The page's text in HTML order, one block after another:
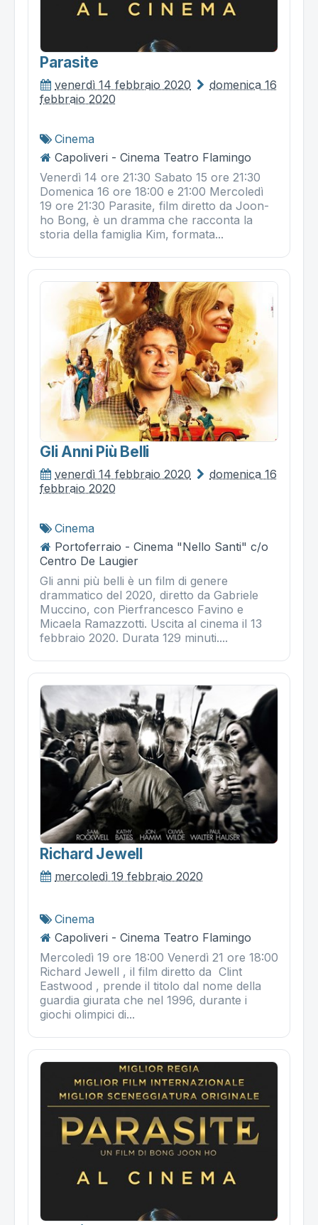
Parasite
venerdì 14 febbraio 2020
domenica 16
febbraio 2020
Cinema
Capoliveri - Cinema Teatro Flamingo
Venerdì 14 ore 21:30 Sabato 15 ore 21:30
Domenica 16 ore 18:00 e 21:00 Mercoledì
19 ore 21:30 Parasite, film diretto da Joon-
ho Bong, è un dramma che racconta la
storia della famiglia Kim, formata...
Gli Anni Più Belli
venerdì 14 febbraio 2020
domenica 16
febbraio 2020
Cinema
Portoferraio - Cinema "Nello Santi" c/o
Centro De Laugier
Gli anni più belli è un film di genere
drammatico del 2020, diretto da Gabriele
Muccino, con Pierfrancesco Favino e
Micaela Ramazzotti. Uscita al cinema il 13
febbraio 2020. Durata 129 minuti....
Richard Jewell
mercoledì 19 febbraio 2020
Cinema
Capoliveri - Cinema Teatro Flamingo
Mercoledì 19 ore 18:00 Venerdì 21 ore 18:00
Richard Jewell , il film diretto da Clint
Eastwood , prende il titolo dal nome della
guardia giurata che nel 1996, durante i
giochi olimpici di...